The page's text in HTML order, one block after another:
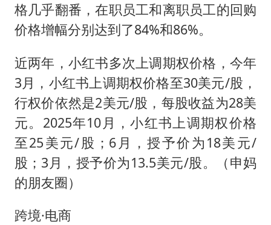
格几乎翻番，在职员工和离职员工的回购
价格增幅分别达到了84%和86%。
近两年，小红书多次上调期权价格，今年
3月，小红书上调期权价格至30美元/股，
行权价依然是2美元/股，每股收益为28美
元。2025年10月，小红书上调期权价格
至25美元/股；6月，授予价为18美元/
股；3月，授予价为13.5美元/股。（申妈
的朋友圈）
跨境·电商